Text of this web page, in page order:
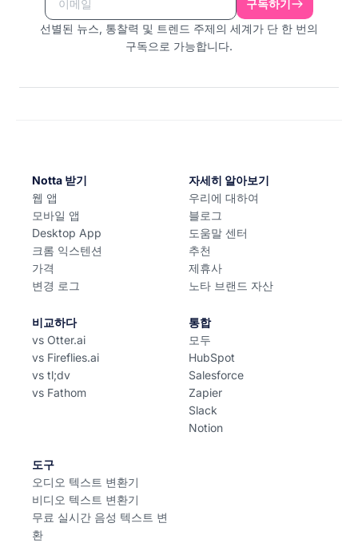
구독하기
선별된 뉴스, 통찰력 및 트렌드 주제의 세계가 단 한 번의
구독으로 가능합니다.
Notta 받기
웹 앱
모바일 앱
Desktop App
크롬 익스텐션
가격
변경 로그
자세히 알아보기
우리에 대하여
블로그
도움말 센터
추천
제휴사
노타 브랜드 자산
비교하다
vs Otter.ai
vs Fireflies.ai
vs tl;dv
vs Fathom
통합
모두
HubSpot
Salesforce
Zapier
Slack
Notion
도구
오디오 텍스트 변환기
비디오 텍스트 변환기
무료 실시간 음성 텍스트 변
환